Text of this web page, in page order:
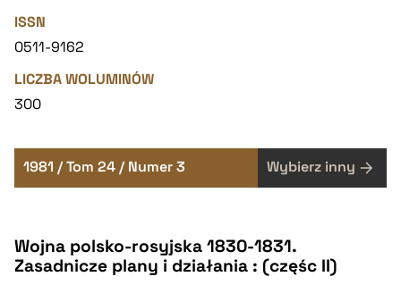
ISSN
0511-9162
LICZBA WOLUMINÓW
300
1981 / Tom 24 / Numer 3 Wybierz inny
Wojna polsko-rosyjska 1830-1831.
Zasadnicze plany i działania : (częśc II)